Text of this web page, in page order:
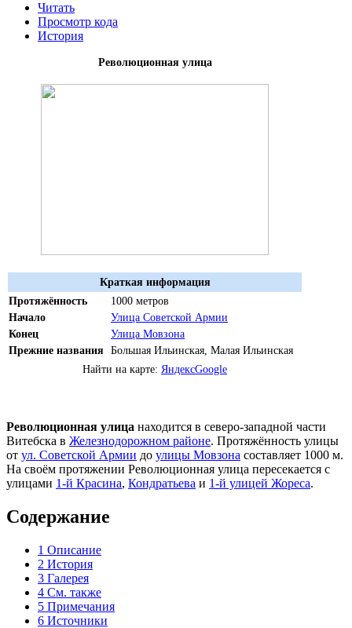
Читать
Просмотр кода
История
Революционная улица
Краткая информация
Протяжённость
1000 метров
Начало
Улица Советской Армии
Конец
Улица Мовзона
Прежние названия Большая Ильинская, Малая Ильинская
Найти на карте: ЯндексGoogle
Революционная улица находится в северо-западной части
Витебска в Железнодорожном районе. Протяжённость улицы
от ул. Советской Армии до улицы Мовзона составляет 1000 м.
На своём протяжении Революционная улица пересекается с
улицами 1-й Красина, Кондратьева и 1-й улицей Жореса.
Содержание
1 Описание
2 История
3 Галерея
4 См. также
5 Примечания
6 Источники